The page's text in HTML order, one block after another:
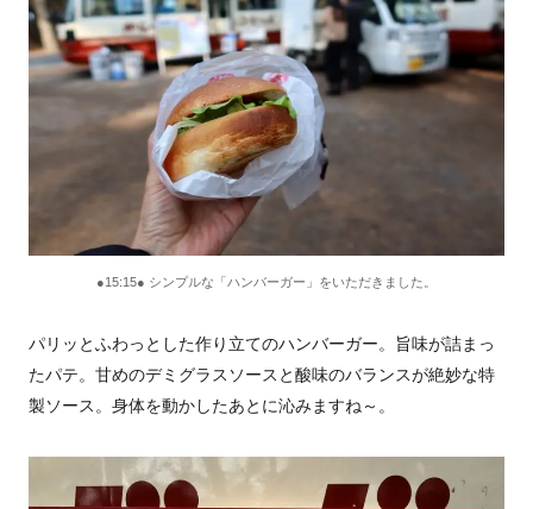
●15:15● シンプルな「ハンバーガー」をいただきました。
パリッとふわっとした作り立てのハンバーガー。旨味が詰まっ
たパテ。甘めのデミグラスソースと酸味のバランスが絶妙な特
製ソース。身体を動かしたあとに沁みますね～。